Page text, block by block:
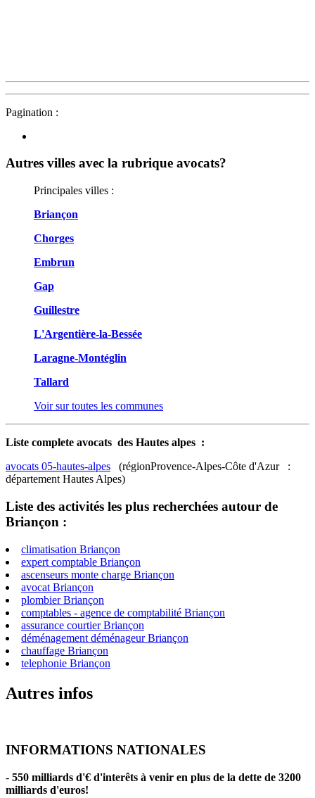
Pagination :
Autres villes avec la rubrique avocats?
Principales villes :
Briançon
Chorges
Embrun
Gap
Guillestre
L'Argentière-la-Bessée
Laragne-Montéglin
Tallard
Voir sur toutes les communes
Liste complete avocats des Hautes alpes :
avocats 05-hautes-alpes (régionProvence-Alpes-Côte d'Azur :
département Hautes Alpes)
Liste des activités les plus recherchées autour de
Briançon :
climatisation Briançon
expert comptable Briançon
ascenseurs monte charge Briançon
avocat Briançon
plombier Briançon
comptables - agence de comptabilité Briançon
assurance courtier Briançon
déménagement déménageur Briançon
chauffage Briançon
telephonie Briançon
Autres infos
INFORMATIONS NATIONALES
- 550 milliards d'€ d'interêts à venir en plus de la dette de 3200
milliards d'euros!